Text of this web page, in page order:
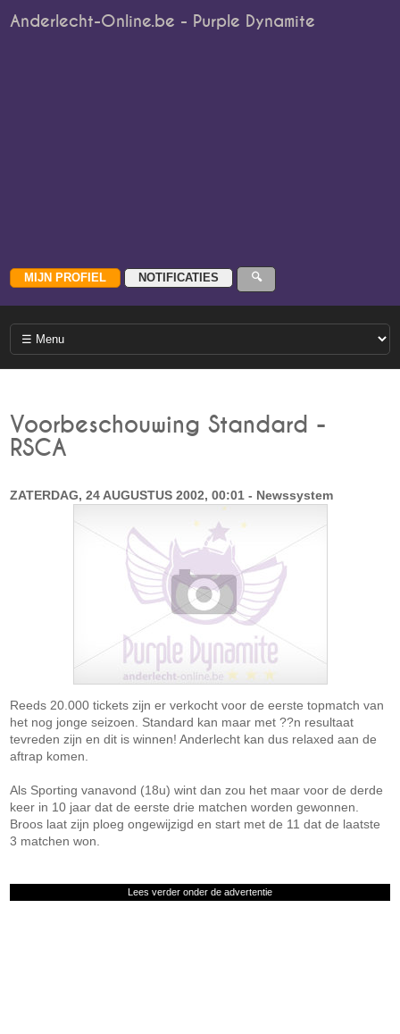
Anderlecht-Online.be - Purple Dynamite
Voorbeschouwing Standard -
RSCA
ZATERDAG, 24 AUGUSTUS 2002, 00:01 - Newssystem
Reeds 20.000 tickets zijn er verkocht voor de eerste topmatch van
het nog jonge seizoen. Standard kan maar met ??n resultaat
tevreden zijn en dit is winnen! Anderlecht kan dus relaxed aan de
aftrap komen.
Als Sporting vanavond (18u) wint dan zou het maar voor de derde
keer in 10 jaar dat de eerste drie matchen worden gewonnen.
Broos laat zijn ploeg ongewijzigd en start met de 11 dat de laatste
3 matchen won.
Lees verder onder de advertentie